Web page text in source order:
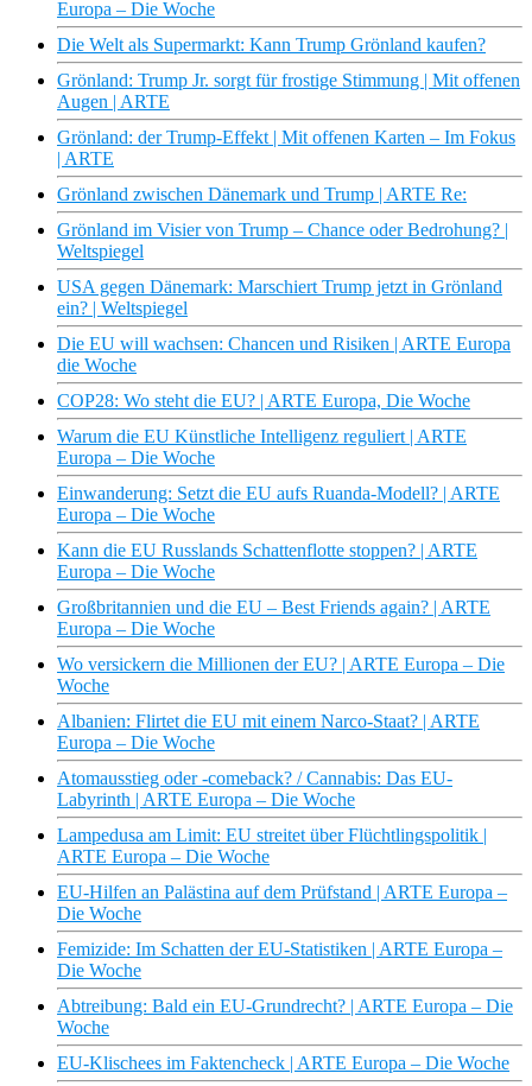
Europa – Die Woche
Die Welt als Supermarkt: Kann Trump Grönland kaufen?
Grönland: Trump Jr. sorgt für frostige Stimmung | Mit offenen
Augen | ARTE
Grönland: der Trump-Effekt | Mit offenen Karten – Im Fokus
| ARTE
Grönland zwischen Dänemark und Trump | ARTE Re:
Grönland im Visier von Trump – Chance oder Bedrohung? |
Weltspiegel
USA gegen Dänemark: Marschiert Trump jetzt in Grönland
ein? | Weltspiegel
Die EU will wachsen: Chancen und Risiken | ARTE Europa
die Woche
COP28: Wo steht die EU? | ARTE Europa, Die Woche
Warum die EU Künstliche Intelligenz reguliert | ARTE
Europa – Die Woche
Einwanderung: Setzt die EU aufs Ruanda-Modell? | ARTE
Europa – Die Woche
Kann die EU Russlands Schattenflotte stoppen? | ARTE
Europa – Die Woche
Großbritannien und die EU – Best Friends again? | ARTE
Europa – Die Woche
Wo versickern die Millionen der EU? | ARTE Europa – Die
Woche
Albanien: Flirtet die EU mit einem Narco-Staat? | ARTE
Europa – Die Woche
Atomausstieg oder -comeback? / Cannabis: Das EU-
Labyrinth | ARTE Europa – Die Woche
Lampedusa am Limit: EU streitet über Flüchtlingspolitik |
ARTE Europa – Die Woche
EU-Hilfen an Palästina auf dem Prüfstand | ARTE Europa –
Die Woche
Femizide: Im Schatten der EU-Statistiken | ARTE Europa –
Die Woche
Abtreibung: Bald ein EU-Grundrecht? | ARTE Europa – Die
Woche
EU-Klischees im Faktencheck | ARTE Europa – Die Woche